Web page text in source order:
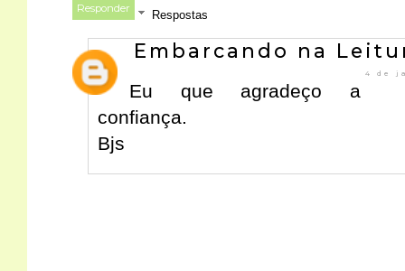
Responder
Respostas
Embarcando na
4 de
Eu que agradeço a
confiança.
Bjs